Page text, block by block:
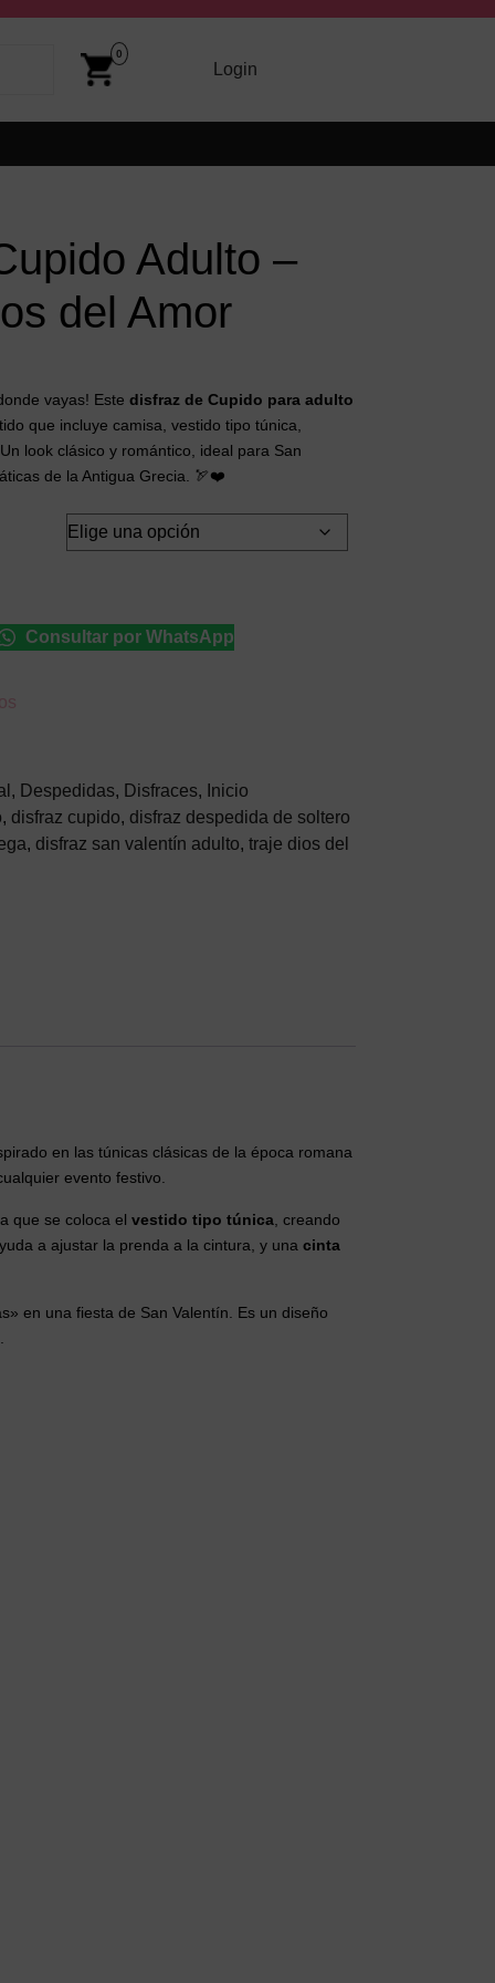
y abajo para revisarlos y Enter para ir a la página
0
Image
Login
Adulto –
del Amor
vayas! Este disfraz de Cupido para adulto
que incluye camisa, vestido tipo túnica,
Un look clásico y romántico, ideal para San
de la Antigua Grecia.
🏹❤️
Consultar por WhatsApp
, Despedidas, Disfraces, Inicio
, disfraz cupido, disfraz despedida de soltero
, disfraz san valentín adulto, traje dios del
en las túnicas clásicas de la época romana
evento festivo.
que se coloca el vestido tipo túnica , creando
a ajustar la prenda a la cintura, y una cinta
en una fiesta de San Valentín.
Es un diseño